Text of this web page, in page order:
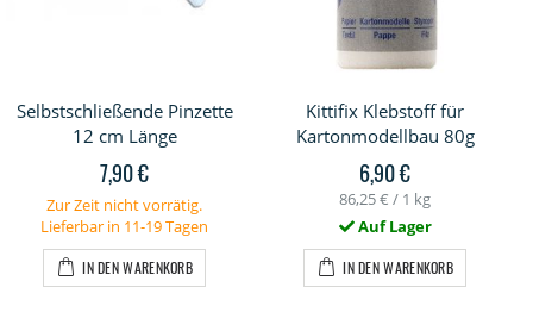
Selbstschließende Pinzette
12 cm Länge
7,90 €
Zur Zeit nicht vorrätig.
Lieferbar in 11-19 Tagen
IN DEN WARENKORB
Kittifix Klebstoff für
Kartonmodellbau 80g
6,90 €
86,25 € / 1 kg
Auf Lager
IN DEN WARENKORB